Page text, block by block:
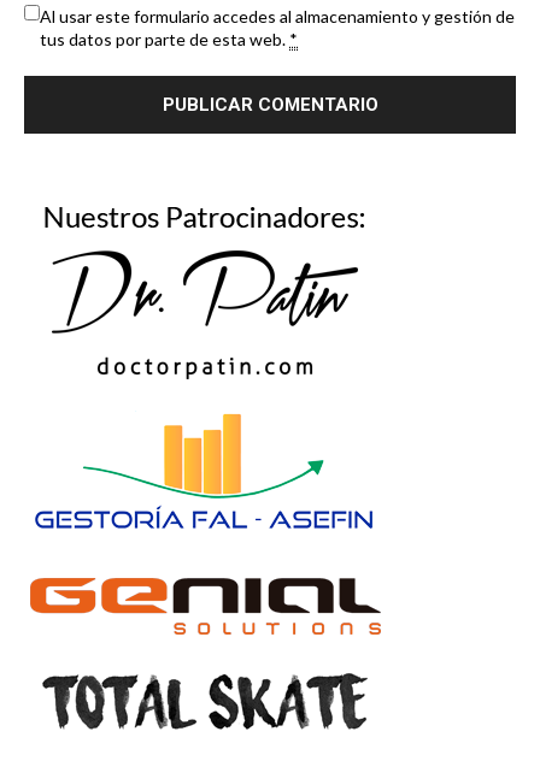
Al usar este formulario accedes al almacenamiento y gestión de
tus datos por parte de esta web. *